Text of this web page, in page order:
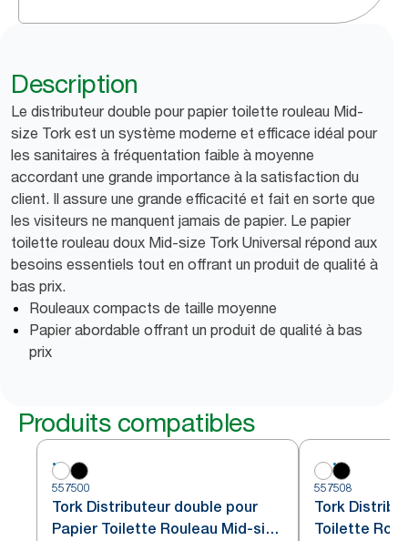
Description
Le distributeur double pour papier toilette rouleau Mid-
size Tork est un système moderne et efficace idéal pour
les sanitaires à fréquentation faible à moyenne
accordant une grande importance à la satisfaction du
client. Il assure une grande efficacité et fait en sorte que
les visiteurs ne manquent jamais de papier. Le papier
toilette rouleau doux Mid-size Tork Universal répond aux
besoins essentiels tout en offrant un produit de qualité à
bas prix.
Rouleaux compacts de taille moyenne
Papier abordable offrant un produit de qualité à bas
prix
Produits compatibles
557500
Tork Distributeur double pour
Papier Toilette Rouleau Mid-size
557508
Tork
Toilette